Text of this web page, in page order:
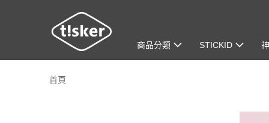
商品分類 STICKID
首頁